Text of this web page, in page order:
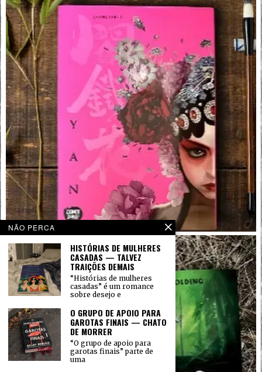
NÃO PERCA
HISTÓRIAS DE MULHERES
CASADAS — TALVEZ
TRAIÇÕES DEMAIS
“Histórias de mulheres
casadas” é um romance
sobre desejo e
O GRUPO DE APOIO PARA
GAROTAS FINAIS — CHATO
DE MORRER
“O grupo de apoio para
garotas finais” parte de
uma